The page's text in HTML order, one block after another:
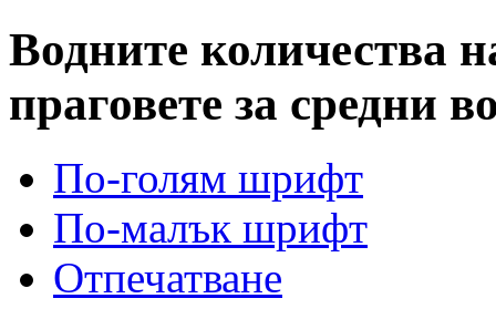
Водните количества
праговете за средни
По-голям шрифт
По-малък шрифт
Отпечатване